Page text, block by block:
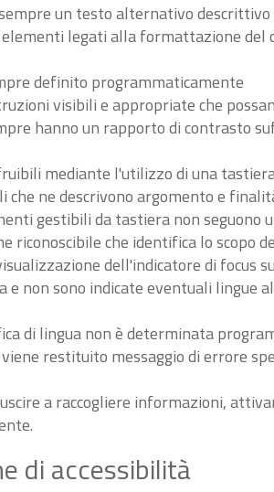
un testo alternativo descrittivo
legati alla formattazione del
definito programmaticamente
visibili e appropriate che
hanno un rapporto di contrasto
mediante l'utilizzo di una
ne descrivono argomento e
gestibili da tastiera non seguono
riconoscibile che identifica lo scopo
dell'indicatore di focus
non sono indicate eventuali lingue
di lingua non è determinata
restituito messaggio di errore
a raccogliere informazioni,
di accessibilità